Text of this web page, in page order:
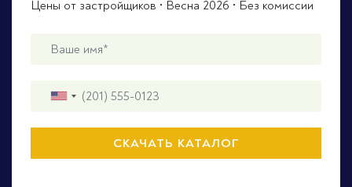
Цены от застройщиков • Весна 2026 • Без комиссии